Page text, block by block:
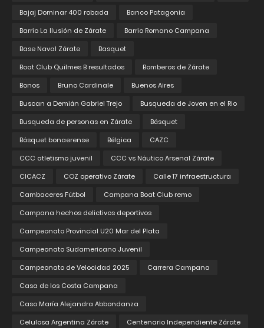
Bajaj Dominar 400 robada
Banco Patagonia
Barrio La Ilusión de Zárate
Barrio Romano Campana
Base Naval Zárate
Basquet
Boat Club Quilmes B resultados
Bomberos de Zárate
Bonos
Bruno Cardinale
Buenos Aires
Buscan a Demián Gabriel Trejo
Busqueda de Joven en el Rio
Busqueda de personas en Zárate
Básquet
Básquet bonaerense
Bélgica
CAZC
CCC atletismo juvenil
CCC vs Náutico Arsenal Zárate
CICACZ
COZ operativo Zárate
Calle 17 infraestructura
Cambaceres Fútbol
Campana Boat Club remo
Campana hechos delictivos deportivos
Campeonato Provincial U20 Mar del Plata
Campeonato Sudamericano Juvenil
Campeonato de Velocidad 2025
Carrera Campana
Casa de los Costa Campana
Caso María Alejandra Abbondanza
Celulosa Argentina Zárate
Centenario Independiente Zárate